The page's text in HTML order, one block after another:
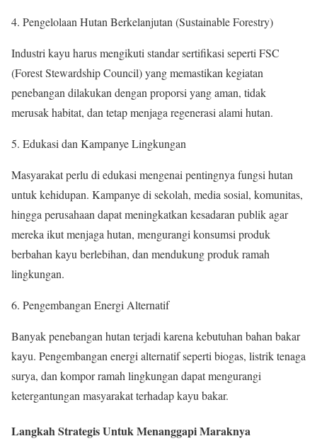
Pengelolaan Hutan Berkelanjutan (Sustainable Forestry)
Industri kayu harus mengikuti standar sertifikasi seperti FSC
(Forest Stewardship Council) yang memastikan kegiatan
penebangan dilakukan dengan proporsi yang aman, tidak
merusak habitat, dan tetap menjaga regenerasi alami hutan.
Edukasi dan Kampanye Lingkungan
Masyarakat perlu di edukasi mengenai pentingnya fungsi hutan
untuk kehidupan. Kampanye di sekolah, media sosial, komunitas,
hingga perusahaan dapat meningkatkan kesadaran publik agar
mereka ikut menjaga hutan, mengurangi konsumsi produk
berbahan kayu berlebihan, dan mendukung produk ramah
lingkungan.
Pengembangan Energi Alternatif
Banyak penebangan hutan terjadi karena kebutuhan bahan bakar
kayu. Pengembangan energi alternatif seperti biogas, listrik tenaga
surya, dan kompor ramah lingkungan dapat mengurangi
ketergantungan masyarakat terhadap kayu bakar.
Langkah Strategis Untuk Menanggapi Maraknya